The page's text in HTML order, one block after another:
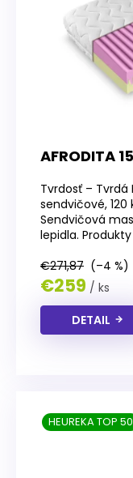
AFRODITA
Tvrdosť – Tvrdá
sendvičové,
Sendvičová
lepidla.
€271,87 (–4 %)
€259 / ks
DETAIL
HEUREKA TOP 50